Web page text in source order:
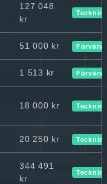
127 048
kr
51 000 kr Förvärv
1 513 kr Förvärv
18 000 kr
20 250 kr
344 491
kr